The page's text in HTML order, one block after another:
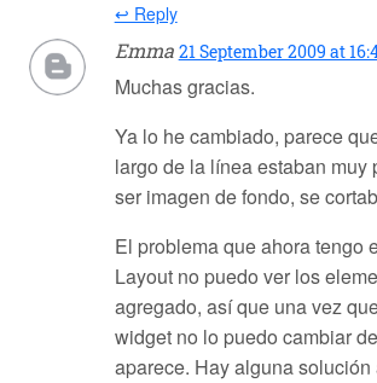
↩ Reply
Emma 21 September 2009 at
Muchas gracias.
Ya lo he cambiado, parece
largo de la línea estaban muy
ser imagen de fondo, se
El problema que ahora tengo
Layout no puedo ver los
agregado, así que una vez
widget no lo puedo cambiar
aparece. Hay alguna solución